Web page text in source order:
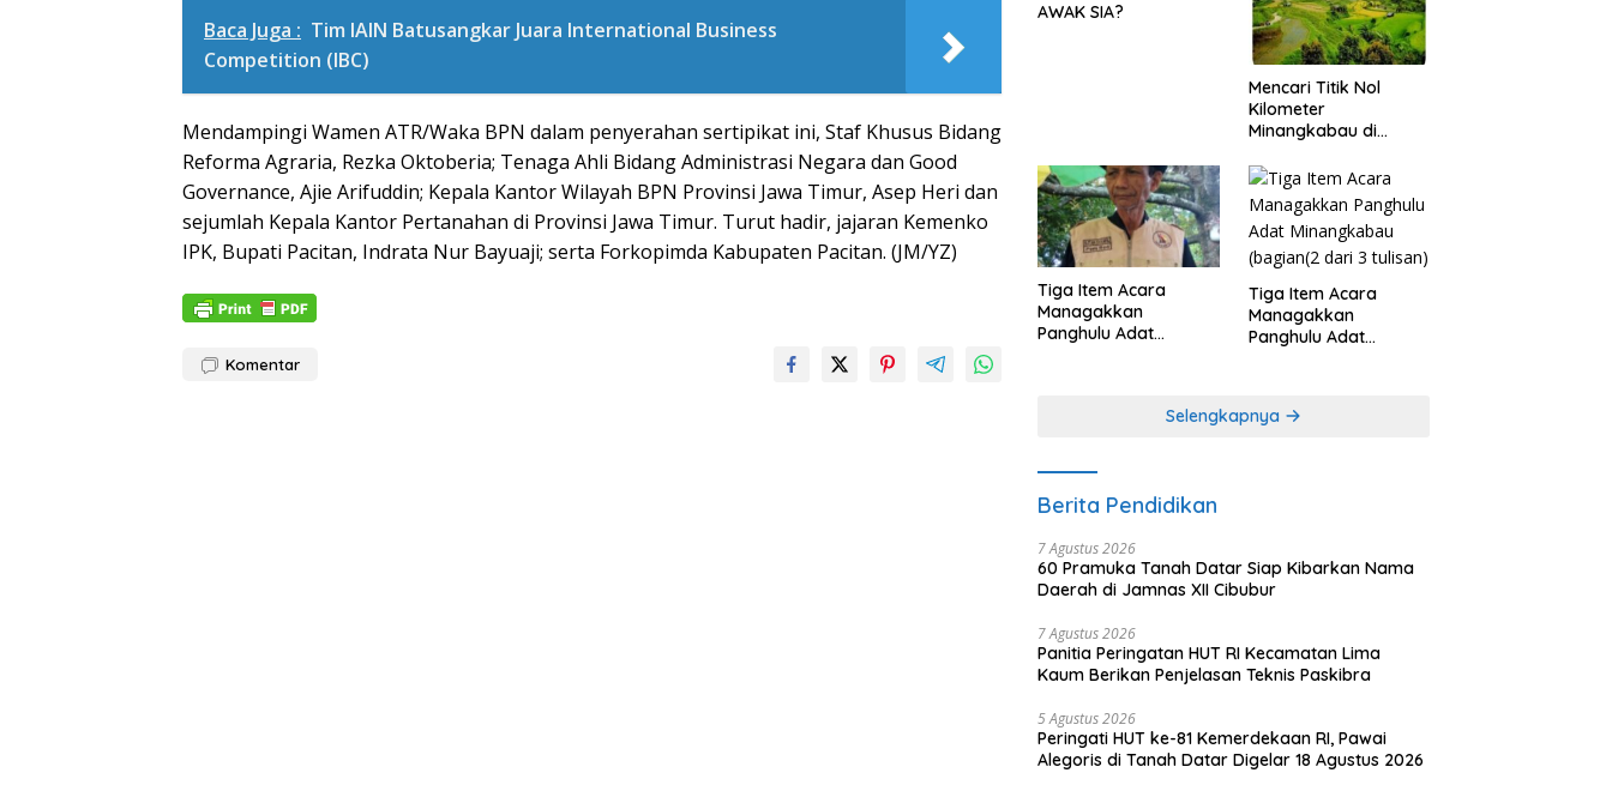
Baca Juga : Tim IAIN Batusangkar Juara International Business
Competition (IBC)
Mendampingi Wamen ATR/Waka BPN dalam penyerahan sertipikat ini, Staf Khusus Bidang
Reforma Agraria, Rezka Oktoberia; Tenaga Ahli Bidang Administrasi Negara dan Good
Governance, Ajie Arifuddin; Kepala Kantor Wilayah BPN Provinsi Jawa Timur, Asep Heri dan
sejumlah Kepala Kantor Pertanahan di Provinsi Jawa Timur. Turut hadir, jajaran Kemenko
IPK, Bupati Pacitan, Indrata Nur Bayuaji; serta Forkopimda Kabupaten Pacitan. (JM/YZ)
Komentar
AWAK SIA?
Mencari Titik Nol
Kilometer
Minangkabau di
Dimanakah Lokasi
nya?
Tiga Item Acara
Managakkan
Panghulu Adat
Tiga Item Acara
Managakkan
Panghulu Adat
Selengkapnya
Berita Pendidikan
7 Agustus 2026
60 Pramuka Tanah Datar Siap Kibarkan Nama
Daerah di Jamnas XII Cibubur
7 Agustus 2026
Panitia Peringatan HUT RI Kecamatan Lima
Kaum Berikan Penjelasan Teknis Paskibra
5 Agustus 2026
Peringati HUT ke-81 Kemerdekaan RI, Pawai
Alegoris di Tanah Datar Digelar 18 Agustus 2026